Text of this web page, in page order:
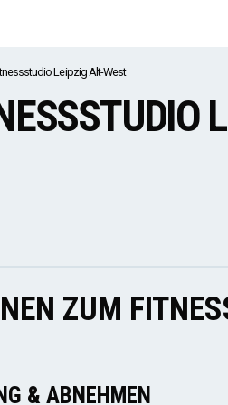
Leipzig Alt-West
ZUM
& ABNEHMEN